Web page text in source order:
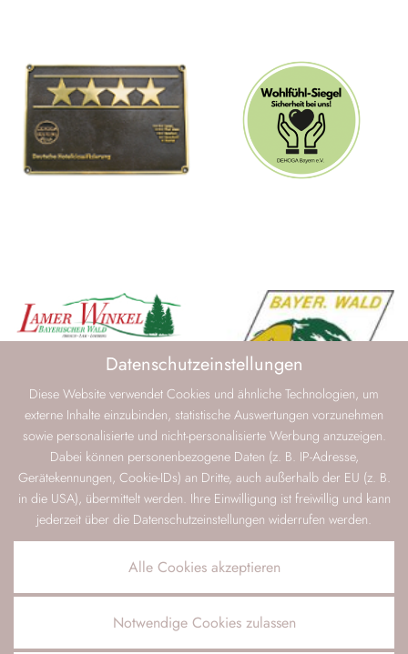
Datenschutzeinstellungen
Diese Website verwendet Cookies und ähnliche Technologien, um
externe Inhalte einzubinden, statistische Auswertungen vorzunehmen
sowie personalisierte und nicht-personalisierte Werbung anzuzeigen.
Dabei können personenbezogene Daten (z. B. IP-Adresse,
Gerätekennungen, Cookie-IDs) an Dritte, auch außerhalb der EU (z. B.
in die USA), übermittelt werden. Ihre Einwilligung ist freiwillig und kann
jederzeit über die Datenschutzeinstellungen widerrufen werden.
Alle Cookies akzeptieren
Notwendige Cookies zulassen